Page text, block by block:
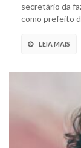
secretário da
como prefeito
LEIA MAIS